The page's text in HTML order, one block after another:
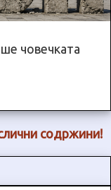
човечката
содржини!